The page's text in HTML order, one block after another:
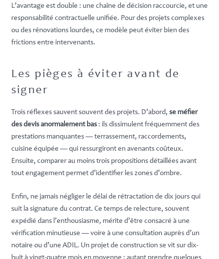
L’avantage est double : une chaîne de décision raccourcie, et une
responsabilité contractuelle unifiée. Pour des projets complexes
ou des rénovations lourdes, ce modèle peut éviter bien des
frictions entre intervenants.
Les pièges à éviter avant de
signer
Trois réflexes sauvent souvent des projets. D’abord, se méfier
des devis anormalement bas: ils dissimulent fréquemment des
prestations manquantes — terrassement, raccordements,
cuisine équipée — qui ressurgiront en avenants coûteux.
Ensuite, comparer au moins trois propositions détaillées avant
tout engagement permet d’identifier les zones d’ombre.
Enfin, ne jamais négliger le délai de rétractation de dix jours qui
suit la signature du contrat. Ce temps de relecture, souvent
expédié dans l’enthousiasme, mérite d’être consacré à une
vérification minutieuse — voire à une consultation auprès d’un
notaire ou d’une ADIL. Un projet de construction se vit sur dix-